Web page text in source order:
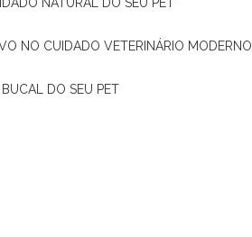
NO CUIDADO VETERINÁRIO MODERNO
DO SEU PET